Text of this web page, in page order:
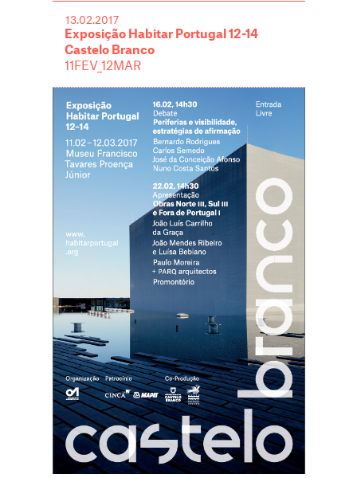
13.02.2017
Exposição Habitar Portugal 12-14
Castelo Branco
11FEV_12MAR